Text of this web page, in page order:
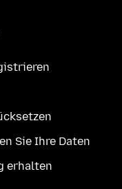
Sie Ihre Daten
erhalten